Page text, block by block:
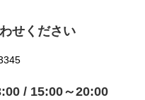
せください
/ 15:00～20:00